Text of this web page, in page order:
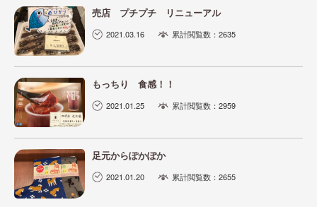
売店 プチプチ リニューアル
2021.03.16 累計閲覧数：2635
もっちり 食感！！
2021.01.25 累計閲覧数：2959
足元からぽかぽか
2021.01.20 累計閲覧数：2655